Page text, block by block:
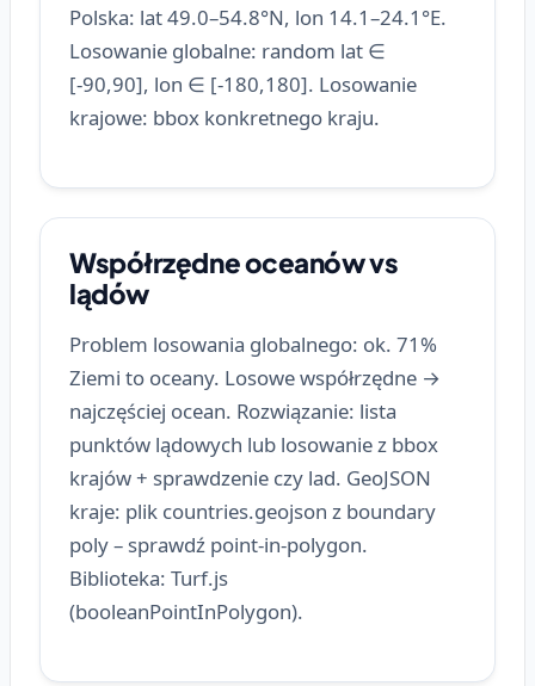
Polska: lat 49.0–54.8°N, lon 14.1–24.1°E.
Losowanie globalne: random lat ∈
[-90,90], lon ∈ [-180,180]. Losowanie
krajowe: bbox konkretnego kraju.
Współrzędne oceanów vs
lądów
Problem losowania globalnego: ok. 71%
Ziemi to oceany. Losowe współrzędne →
najczęściej ocean. Rozwiązanie: lista
punktów lądowych lub losowanie z bbox
krajów + sprawdzenie czy lad. GeoJSON
kraje: plik countries.geojson z boundary
poly – sprawdź point-in-polygon.
Biblioteka: Turf.js
(booleanPointInPolygon).